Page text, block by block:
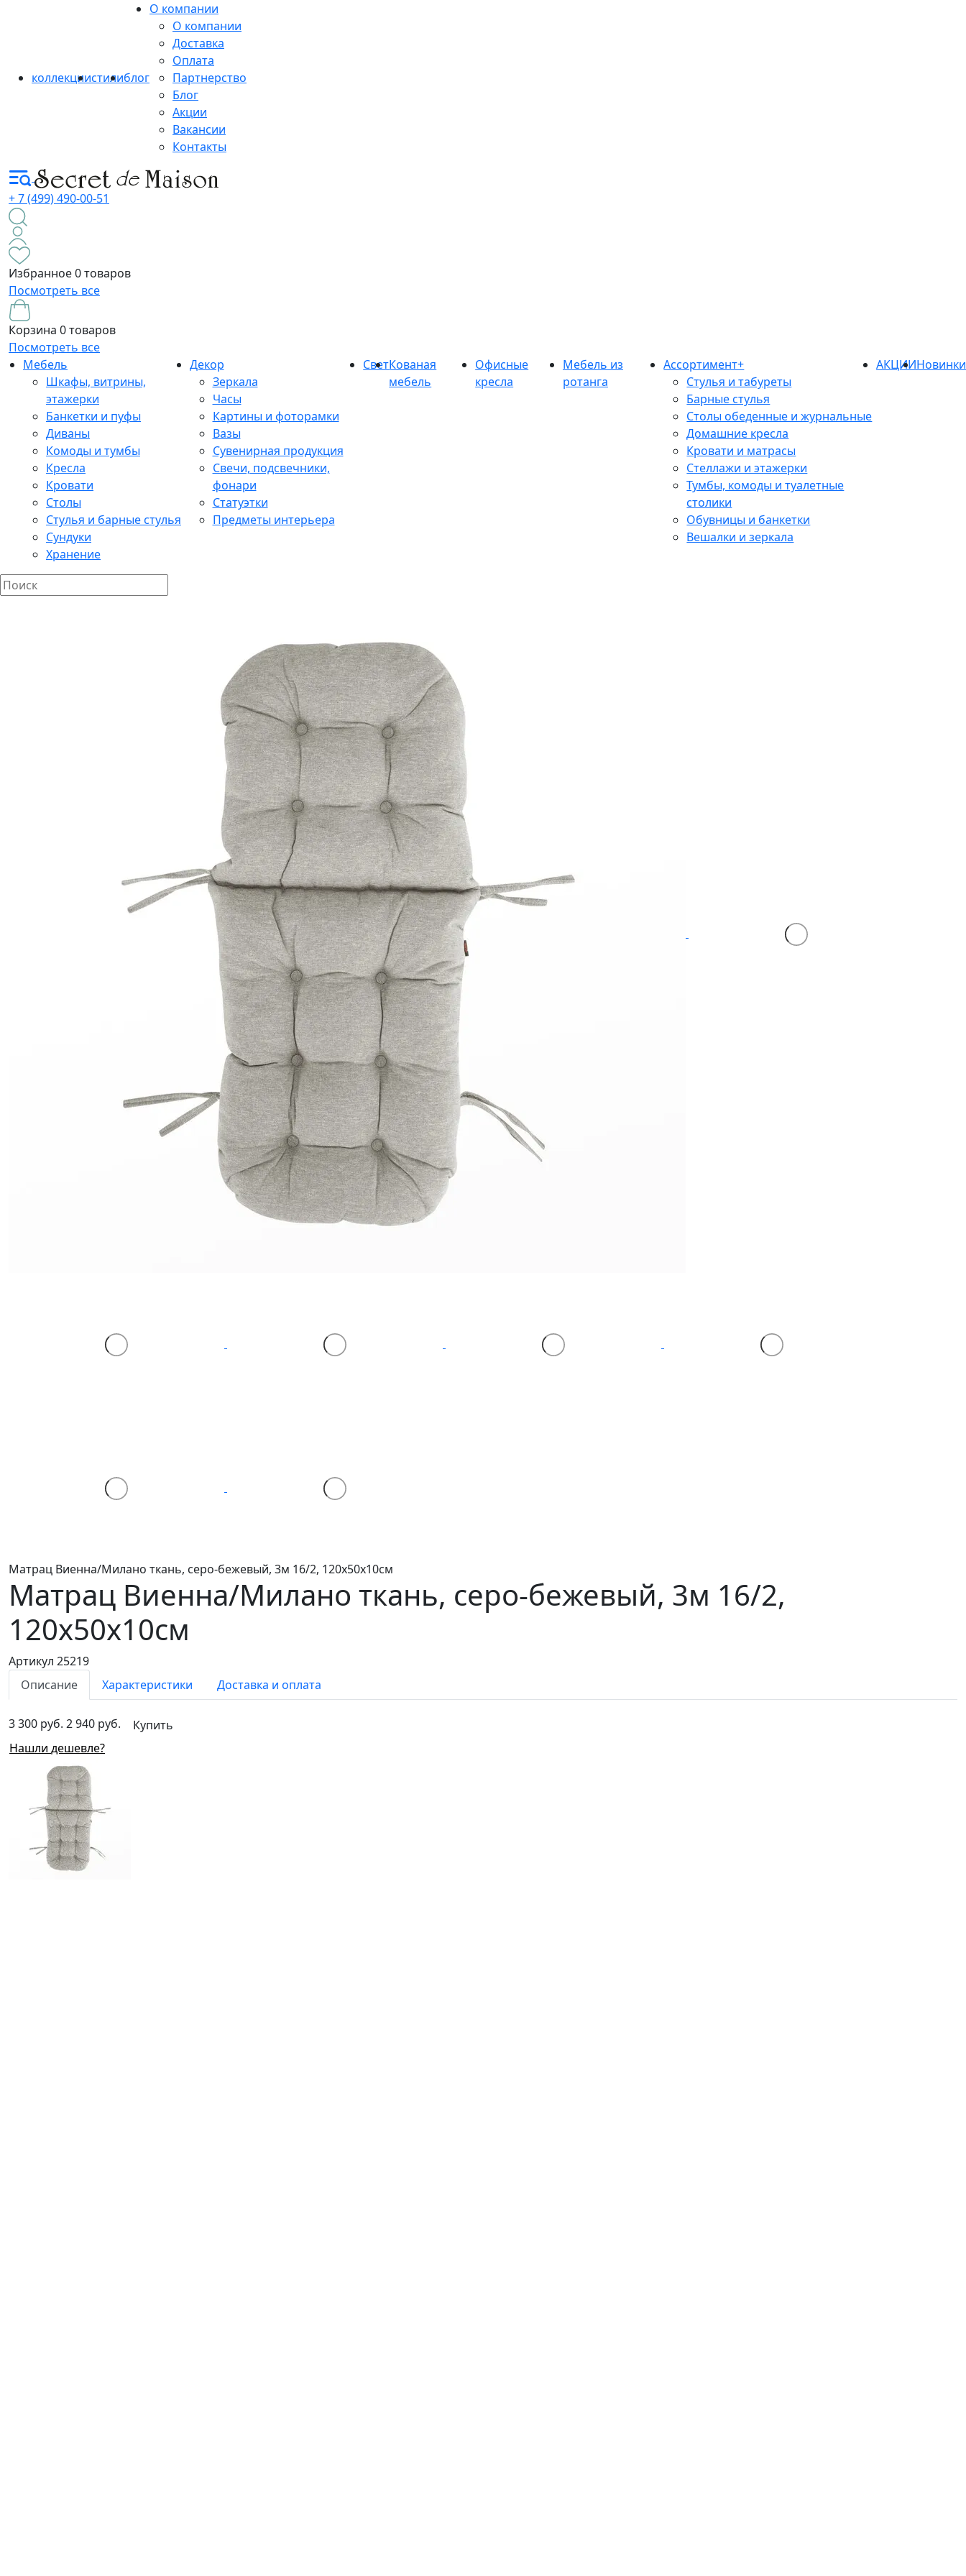
коллекциистилиблог
О компании
О компании
Доставка
Оплата
Партнерство
Блог
Акции
Вакансии
Контакты
+ 7 (499) 490-00-51
Избранное0 товаров
Посмотреть все
Корзина 0 товаров
Посмотреть все
Мебель
Шкафы, витрины,
этажерки
Банкетки и пуфы
Диваны
Комоды и тумбы
Кресла
Кровати
Столы
Стулья и барные стулья
Сундуки
Хранение
Декор
Зеркала
Часы
Картины и фоторамки
Вазы
Сувенирная продукция
Свечи, подсвечники,
фонари
Статуэтки
Предметы интерьера
СветКованая
мебель
Офисные
кресла
Мебель из
ротанга
Ассортимент+
Стулья и табуреты
Барные стулья
Столы обеденные и журнальные
Домашние кресла
Кровати и матрасы
Стеллажи и этажерки
Тумбы, комоды и туалетные
столики
Обувницы и банкетки
Вешалки и зеркала
АКЦИИНовинки
Матрац Виенна/Милано ткань, серо-бежевый, 3м 16/2, 120х50х10см
Матрац Виенна/Милано ткань, серо-бежевый, 3м 16/2,
120х50х10см
Артикул 25219
Описание
Характеристики Доставка и оплата
3 300 руб. 2 940 руб.
Купить
Нашли дешевле?